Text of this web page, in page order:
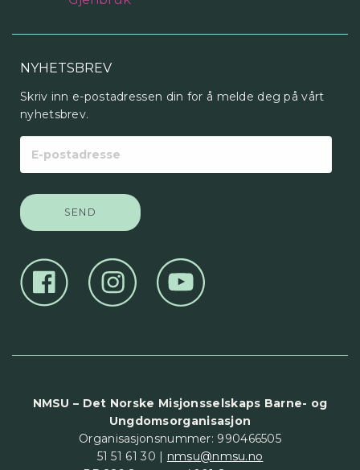
NYHETSBREV
Skriv inn e-postadressen din for å melde deg på vårt
nyhetsbrev.
postadresse
NMSU – Det Norske Misjonsselskaps Barne- og
Ungdomsorganisasjon
Organisasjonsnummer: 990466505
51 51 61 30 | nmsu@nmsu.no